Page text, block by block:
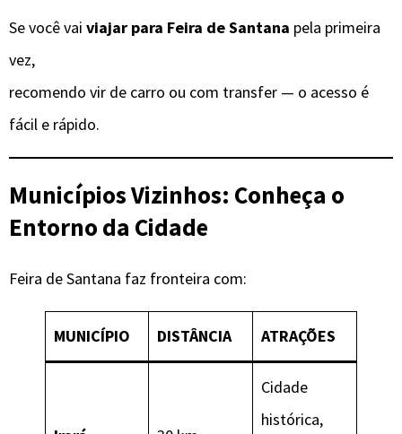
Se você vai viajar para Feira de Santana pela primeira
vez,
recomendo vir de carro ou com transfer — o acesso é
fácil e rápido.
Municípios Vizinhos: Conheça o
Entorno da Cidade
Feira de Santana faz fronteira com:
MUNICÍPIO DISTÂNCIA ATRAÇÕES
Cidade
histórica,